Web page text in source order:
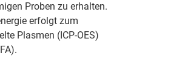
Proben zu erhalten.
erfolgt zum
Plasmen (ICP-OES)